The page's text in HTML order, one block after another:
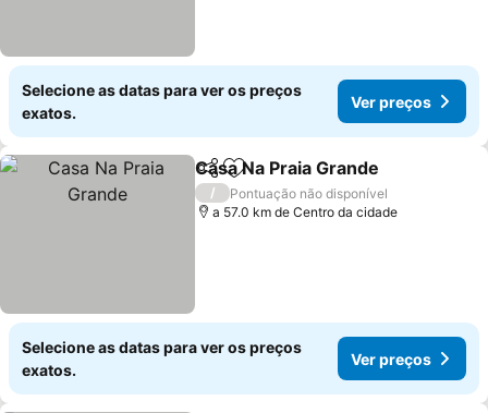
Selecione as datas para ver os preços
exatos.
Ver preços
PartilharAdicionar aos favoritos
Casa Na Praia Grande
/
Pontuação não disponível
a 57.0 km de Centro da cidade
Selecione as datas para ver os preços
exatos.
Ver preços